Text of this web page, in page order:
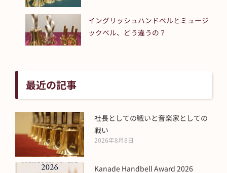
イングリッシュハンドベルとミュージ
ックベル、どう違うの？
最近の記事
社長としての戦いと音楽家としての
戦い
2026年8月8日
Kanade Handbell Award 2026